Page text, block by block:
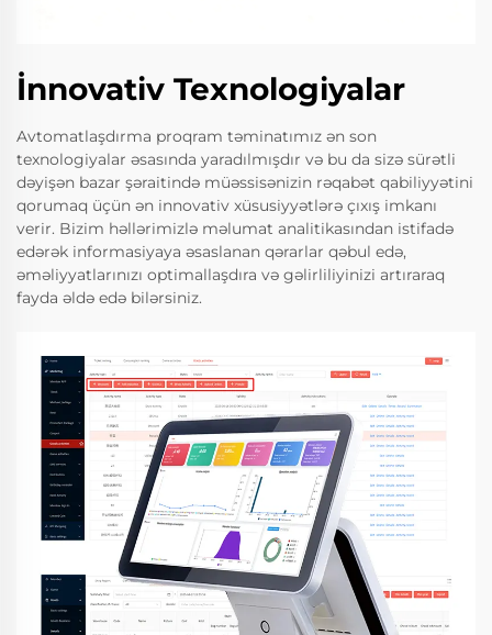
İnnovativ Texnologiyalar
Avtomatlaşdırma proqram təminatımız ən son
texnologiyalar əsasında yaradılmışdır və bu da sizə sürətli
dəyişən bazar şəraitində müəssisənizin rəqabət qabiliyyətini
qorumaq üçün ən innovativ xüsusiyyətlərə çıxış imkanı
verir. Bizim həllərimizlə məlumat analitikasından istifadə
edərək informasiyaya əsaslanan qərarlar qəbul edə,
əməliyyatlarınızı optimallaşdıra və gəlirliliyinizi artıraraq
fayda əldə edə bilərsiniz.